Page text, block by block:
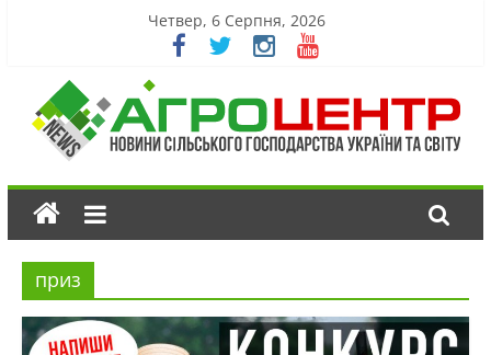
Четвер, 6 Серпня, 2026
приз